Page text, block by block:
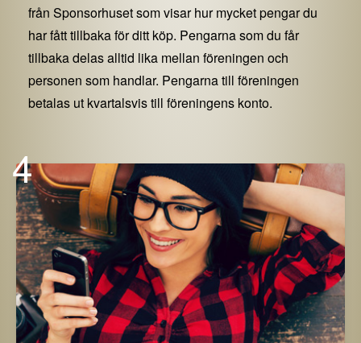
från Sponsorhuset som visar hur mycket pengar du
har fått tillbaka för ditt köp. Pengarna som du får
tillbaka delas alltid lika mellan föreningen och
personen som handlar. Pengarna till föreningen
betalas ut kvartalsvis till föreningens konto.
4